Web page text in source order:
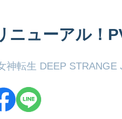
ニューアル！
神転生 DEEP STRANGE